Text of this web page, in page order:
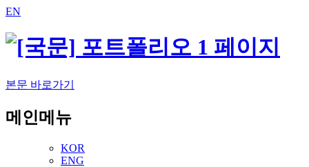
EN
본문 바로가기
메인메뉴
KOR
ENG